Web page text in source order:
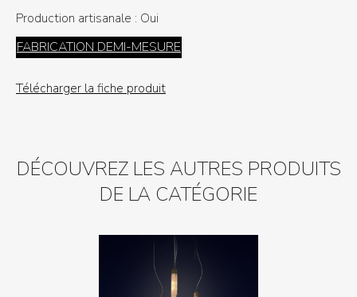
Production artisanale : Oui
FABRICATION DEMI-MESURE
Télécharger la fiche produit
DÉCOUVREZ LES AUTRES PRODUITS
DE LA CATÉGORIE